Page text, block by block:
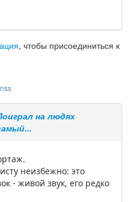
, чтобы присоединиться к
на людях
неизбежно: это
- живой звук, его редко